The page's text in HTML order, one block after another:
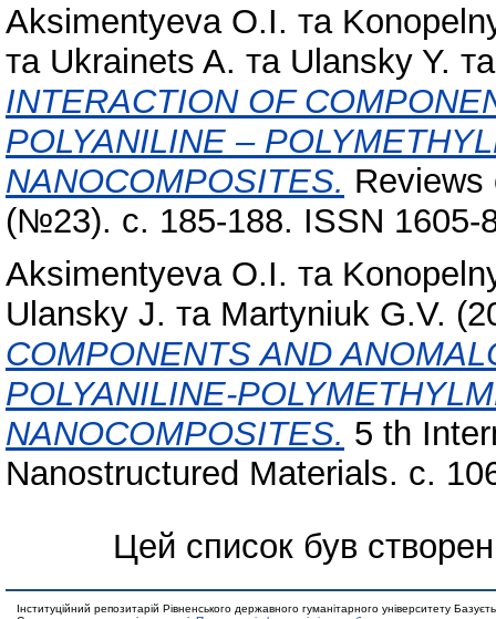
Aksimentyeva O.I. та
та Ukrainets A. та Ulansky Y.
INTERACTION OF
POLYANILINE –
NANOCOMPOSITES. Reviews
(№23). с. 185-188. ISSN 1605-
Aksimentyeva O.I. та
Ulansky J. та Martyniuk G.V.
COMPONENTS AND
POLYANILINE-
NANOCOMPOSITES. 5 th
Nanostructured Materials. с.
Цей список був
Інституційний репозитарій Рівненського державного гуманітарного університету